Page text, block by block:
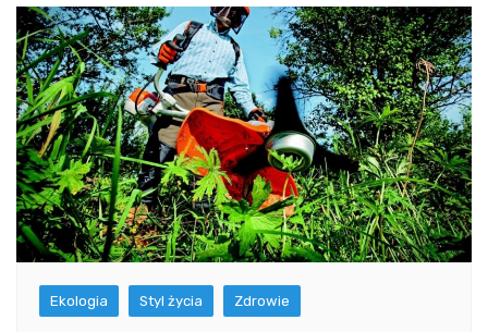
Ekologia Styl życia Zdrowie